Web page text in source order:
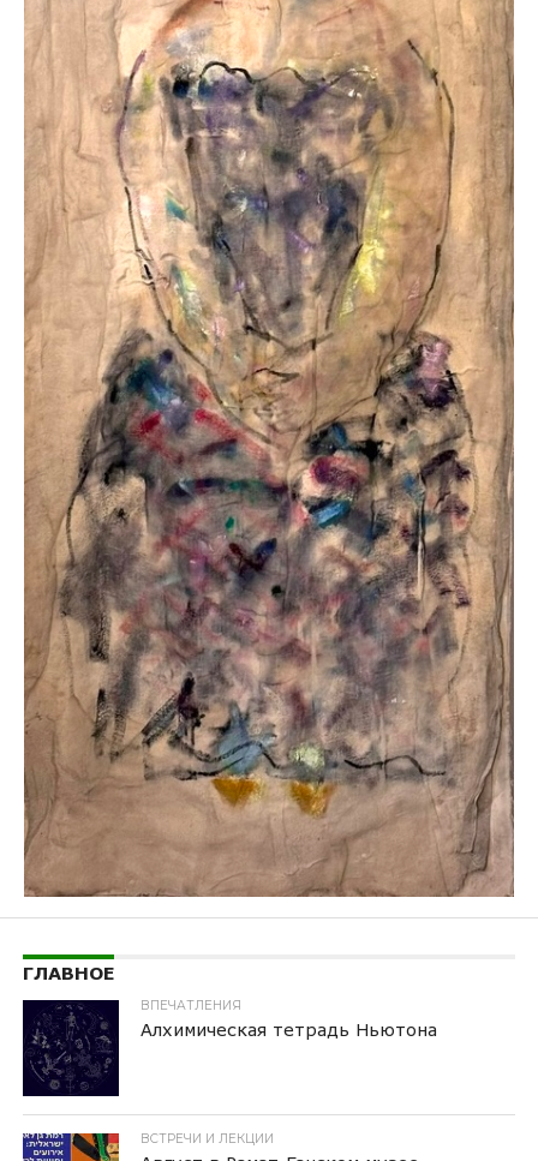
ГЛАВНОЕ
ВПЕЧАТЛЕНИЯ
Алхимическая тетрадь Ньютона
ВСТРЕЧИ И ЛЕКЦИИ